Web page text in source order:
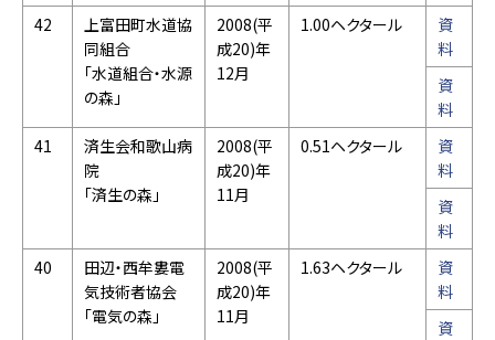
42
上富田町水道協
同組合
「水道組合・水源
の森」
2008(平
成20)年
12月
1.00ヘクタール
資
料
資
料
41
済生会和歌山病
院
「済生の森」
2008(平
成20)年
11月
0.51ヘクタール
資
料
資
料
40
田辺・西牟婁電
気技術者協会
「電気の森」
2008(平
成20)年
11月
1.63ヘクタール
資
料
資